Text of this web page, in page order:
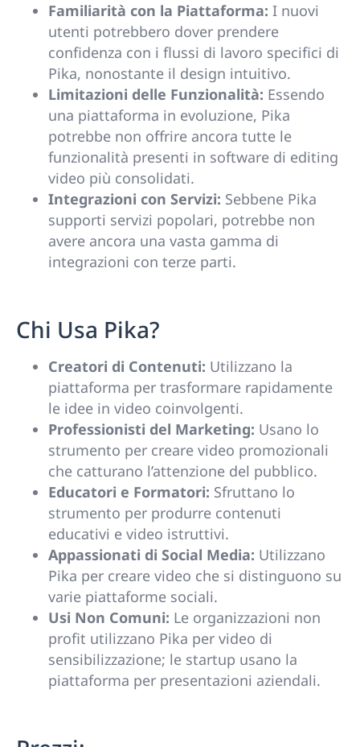
Familiarità con la Piattaforma: I nuovi
utenti potrebbero dover prendere
confidenza con i flussi di lavoro specifici di
Pika, nonostante il design intuitivo.
Limitazioni delle Funzionalità: Essendo
una piattaforma in evoluzione, Pika
potrebbe non offrire ancora tutte le
funzionalità presenti in software di editing
video più consolidati.
Integrazioni con Servizi: Sebbene Pika
supporti servizi popolari, potrebbe non
avere ancora una vasta gamma di
integrazioni con terze parti.
Chi Usa Pika?
Creatori di Contenuti: Utilizzano la
piattaforma per trasformare rapidamente
le idee in video coinvolgenti.
Professionisti del Marketing: Usano lo
strumento per creare video promozionali
che catturano l’attenzione del pubblico.
Educatori e Formatori: Sfruttano lo
strumento per produrre contenuti
educativi e video istruttivi.
Appassionati di Social Media: Utilizzano
Pika per creare video che si distinguono su
varie piattaforme sociali.
Usi Non Comuni: Le organizzazioni non
profit utilizzano Pika per video di
sensibilizzazione; le startup usano la
piattaforma per presentazioni aziendali.